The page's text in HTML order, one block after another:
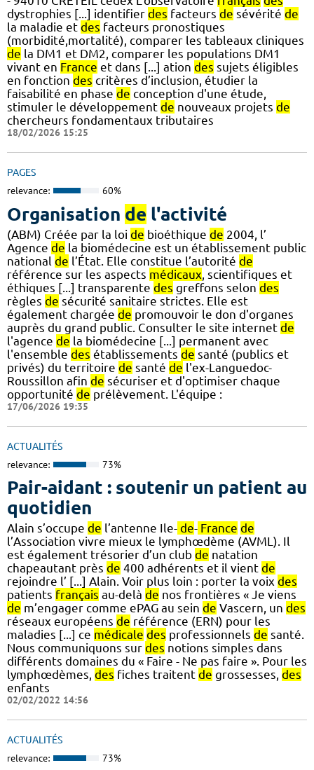
dystrophies [...] identifier des facteurs de sévérité de
la maladie et des facteurs pronostiques
(morbidité,mortalité), comparer les tableaux cliniques
de la DM1 et DM2, comparer les populations DM1
vivant en France et dans [...] ation des sujets éligibles
en fonction des critères d’inclusion, étudier la
faisabilité en phase de conception d'une étude,
stimuler le développement de nouveaux projets de
chercheurs fondamentaux tributaires
18/02/2026 15:25
PAGES
relevance: 60%
Organisation de l'activité
(ABM) Créée par la loi de bioéthique de 2004, l’
Agence de la biomédecine est un établissement public
national de l’État. Elle constitue l’autorité de
référence sur les aspects médicaux, scientifiques et
éthiques [...] transparente des greffons selon des
règles de sécurité sanitaire strictes. Elle est
également chargée de promouvoir le don d'organes
auprès du grand public. Consulter le site internet de
l'agence de la biomédecine [...] permanent avec
l'ensemble des établissements de santé (publics et
privés) du territoire de santé de l'ex-Languedoc-
Roussillon afin de sécuriser et d'optimiser chaque
opportunité de prélèvement. L'équipe :
17/06/2026 19:35
ACTUALITÉS
relevance: 73%
Pair-aidant : soutenir un patient au
quotidien
Alain s’occupe de l’antenne Ile- de- France de
l’Association vivre mieux le lymphœdème (AVML). Il
est également trésorier d’un club de natation
chapeautant près de 400 adhérents et il vient de
rejoindre l’ [...] Alain. Voir plus loin : porter la voix des
patients français au-delà de nos frontières « Je viens
de m’engager comme ePAG au sein de Vascern, un des
réseaux européens de référence (ERN) pour les
maladies [...] ce médicale des professionnels de santé.
Nous communiquons sur des notions simples dans
différents domaines du « Faire - Ne pas faire ». Pour les
lymphœdèmes, des fiches traitent de grossesses, des
enfants
02/02/2022 14:56
ACTUALITÉS
relevance: 73%